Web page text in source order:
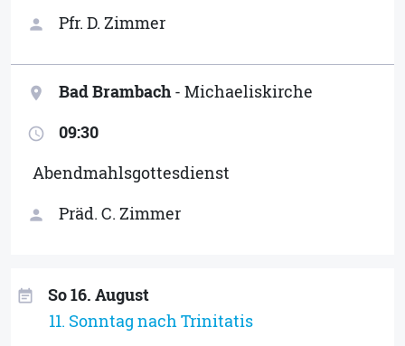
person Pfr. D. Zimmer
location_on Bad Brambach - Michaeliskirche
access_time
09:30
Abendmahlsgottesdienst
person Präd. C. Zimmer
event_note
So 16. August
11. Sonntag nach Trinitatis